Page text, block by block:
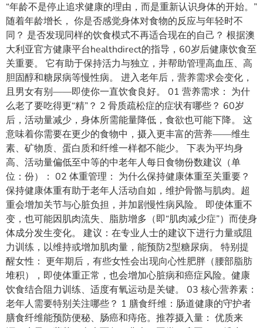
“年龄不是停止追求健康的理由，而是重新认识身体的开始。”
随着年龄增长， 你是否感觉身体对食物的反应与年轻时不
同？ 是否发现同样的饮食模式不再适合现在的自己？ 根据澳
大利亚官方健康平台healthdirect的指导，60岁后健康饮食至
关重要。 它有助于保持活力与独立，并帮助管理高血压、高
胆固醇和糖尿病等慢性病。 进入老年后，营养需求会变化，
且男女有别——即使你一直饮食良好。 01 营养需求： 为什
么老了要吃得更“精”？ 2 骨质疏松症的症状有哪些？ 60岁
后，活动量减少，身体所需能量降低，食欲也可能下降。 这
意味着你需要在更少的食物中，摄入更丰富的营养——维生
素、矿物质、蛋白质和纤维一样都不能少。 下表为平均身
高、活动量偏低至中等的中老年人每日食物份数建议（单
位：份）： 02 体重管理： 为什么保持健康体重至关重要？
保持健康体重有助于老年人活动自如，维护骨骼与肌肉。超
重会增加关节与心脏负担，并加剧慢性病风险。 即使体重不
变，也可能因肌肉流失、脂肪增多（即“肌肉减少症”）而使身
体成分发生变化。 建议：在专业人士的建议下进行力量或阻
力训练，以维持或增加肌肉量，能预防2型糖尿病。 特别提
醒女性： 更年期后，有些女性会出现向心性肥胖（腰部脂肪
堆积），即使体重正常，也会增加心脏病和癌症风险。健康
饮食结合阻力训练、适度有氧运动是关键。 03 核心营养素：
老年人需要特别关注哪些？ 1 膳食纤维：肠道健康的守护者
膳食纤维能预防便秘、肠癌和痔疮。推荐摄入量： 优质来